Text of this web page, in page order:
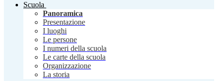
Scuola
Panoramica
Presentazione
I luoghi
Le persone
I numeri della scuola
Le carte della scuola
Organizzazione
La storia